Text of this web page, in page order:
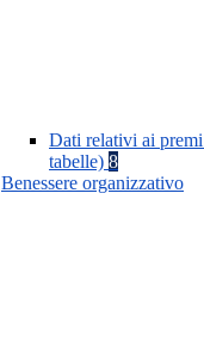
Dati relativi ai
tabelle) 8
Benessere organizzativo